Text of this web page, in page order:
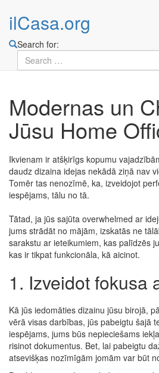
ilCasa.org
Search for:
main
content
Modernas un
Jūsu Home
Ikvienam ir atšķirīgs kopumu
daudz dizaina idejas nekādā ziņā nav
Tomēr tas nenozīmē, ka, izveidojot
iespējams, tālu no tā.
Tātad, ja jūs sajūta overwhelmed ar
jums strādāt no mājām, izskatās ne
sarakstu ar ieteikumiem, kas palīdzēs
kas ir tikpat funkcionāla, kā aicinot.
1. Izveidot fokusa
Kā jūs iedomāties dizainu jūsu birojā,
vērā visas darbības, jūs pabeigtu šajā
iespējams, jums būs nepieciešams
risinot dokumentus. Bet, lai pabeigtu
atsevišķas nozīmīgām jomām var būt